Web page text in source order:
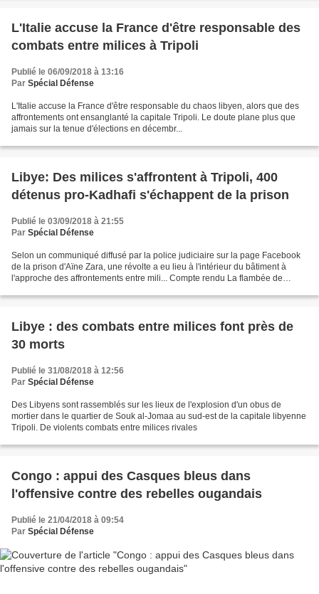
L'Italie accuse la France d'être responsable des
combats entre milices à Tripoli
Publié le 06/09/2018 à 13:16
Par Spécial Défense
L'Italie accuse la France d'être responsable du chaos libyen, alors que des
affrontements ont ensanglanté la capitale Tripoli. Le doute plane plus que
jamais sur la tenue d'élections en décembr...
Libye: Des milices s'affrontent à Tripoli, 400
détenus pro-Kadhafi s'échappent de la prison
Publié le 03/09/2018 à 21:55
Par Spécial Défense
Selon un communiqué diffusé par la police judiciaire sur la page Facebook
de la prison d'Aïne Zara, une révolte a eu lieu à l'intérieur du bâtiment à
l'approche des affrontements entre mili... Compte rendu La flambée de
Libye : des combats entre milices font près de
30 morts
Publié le 31/08/2018 à 12:56
Par Spécial Défense
Des Libyens sont rassemblés sur les lieux de l'explosion d'un obus de
mortier dans le quartier de Souk al-Jomaa au sud-est de la capitale libyenne
Tripoli. De violents combats entre milices rivales
Congo : appui des Casques bleus dans
l'offensive contre des rebelles ougandais
Publié le 21/04/2018 à 09:54
Par Spécial Défense